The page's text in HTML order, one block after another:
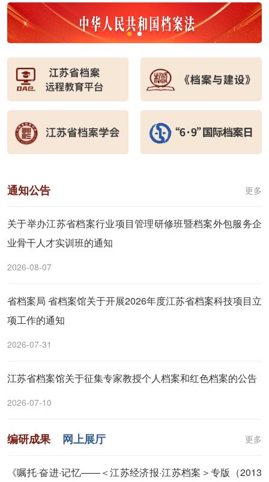
通知公告 更多
关于举办江苏省档案行业项目管理研修班暨档案外包服务企
业骨干人才实训班的通知
2026-08-07
省档案局 省档案馆关于开展2026年度江苏省档案科技项目立
项工作的通知
2026-07-31
江苏省档案馆关于征集专家教授个人档案和红色档案的公告
2026-07-10
编研成果 网上展厅 更多
《嘱托·奋进·记忆——＜江苏经济报·江苏档案＞专版（2013